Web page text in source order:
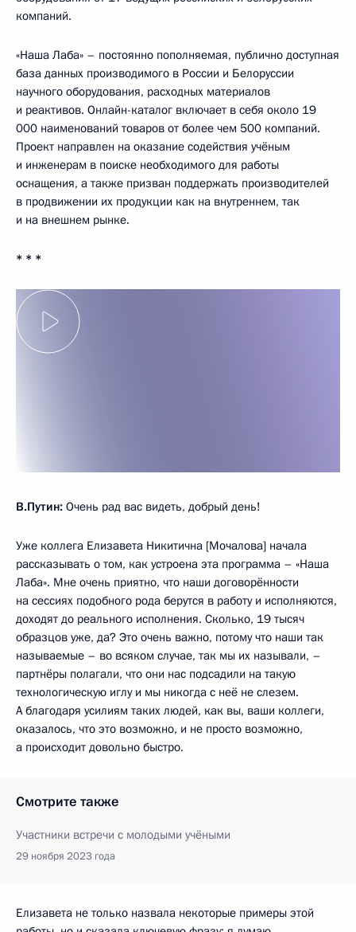
компаний.
«Наша Лаба» – постоянно пополняемая, публично доступная
база данных производимого в России и Белоруссии
научного оборудования, расходных материалов
и реактивов. Онлайн-каталог включает в себя около 19
000 наименований товаров от более чем 500 компаний.
Проект направлен на оказание содействия учёным
и инженерам в поиске необходимого для работы
оснащения, а также призван поддержать производителей
в продвижении их продукции как на внутреннем, так
и на внешнем рынке.
* * *
В.Путин: Очень рад вас видеть, добрый день!
Уже коллега Елизавета Никитична [Мочалова] начала
рассказывать о том, как устроена эта программа – «Наша
Лаба». Мне очень приятно, что наши договорённости
на сессиях подобного рода берутся в работу и исполняются,
доходят до реального исполнения. Сколько, 19 тысяч
образцов уже, да? Это очень важно, потому что наши так
называемые – во всяком случае, так мы их называли, –
партнёры полагали, что они нас подсадили на такую
технологическую иглу и мы никогда с неё не слезем.
А благодаря усилиям таких людей, как вы, ваши коллеги,
оказалось, что это возможно, и не просто возможно,
а происходит довольно быстро.
Смотрите также
Участники встречи с молодыми учёными
29 ноября 2023 года
Елизавета не только назвала некоторые примеры этой